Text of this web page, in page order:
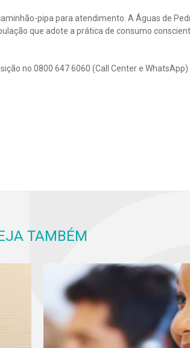
pipa para atendimento. A Águas de
que adote a prática de consumo
no 0800 647 6060 (Call Center e
TAMBÉM